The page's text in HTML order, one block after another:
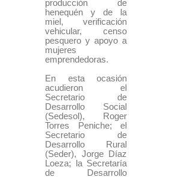
producción de
henequén y de la
miel, verificación
vehicular, censo
pesquero y apoyo a
mujeres
emprendedoras.
En esta ocasión
acudieron el
Secretario de
Desarrollo Social
(Sedesol), Roger
Torres Peniche; el
Secretario de
Desarrollo Rural
(Seder), Jorge Díaz
Loeza; la Secretaría
de Desarrollo